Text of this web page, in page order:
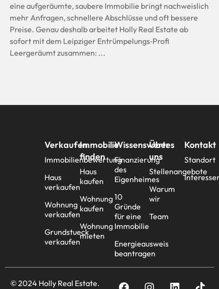
eine aufgeräumte, saubere Immobilie bringt nachweislich
mehr Anfragen, schnellere Abschlüsse und oft bessere
Preise. Genau deshalb arbeitet Holly Real Estate ab
sofort mit dem Leipziger Entrümpelungs‑Profi
Leergeräumt zusammen: ...
Verkaufen
Immobilienbewertung
Haus
verkaufen
Wohnung
verkaufen
Grundstueck
verkaufen
Immobilie
finden
Haus
kaufen
Wohnung
kaufen
Wohnung
mieten
Wissenswertes
Finanzierung
des
Eigenheimes
10
Gründe
für eine
Immobilie
Energieausweis
beantragen
Über
uns
Stellenangebote
Warum
wir
Team
Kontakt
Standort
© 2024 Holly Real Estate.